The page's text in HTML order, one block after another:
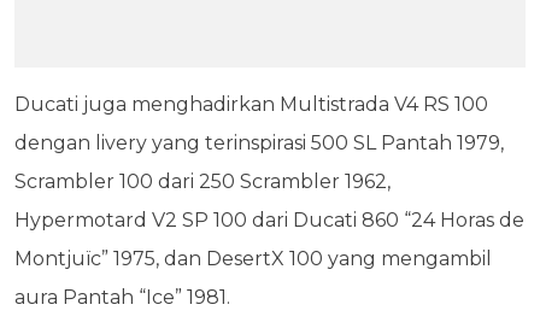
Ducati juga menghadirkan Multistrada V4 RS 100
dengan livery yang terinspirasi 500 SL Pantah 1979,
Scrambler 100 dari 250 Scrambler 1962,
Hypermotard V2 SP 100 dari Ducati 860 “24 Horas de
Montjuïc” 1975, dan DesertX 100 yang mengambil
aura Pantah “Ice” 1981.